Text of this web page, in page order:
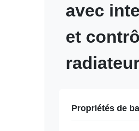
avec
et
Propriétés de